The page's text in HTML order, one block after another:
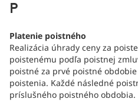
P
Platenie poistného
Realizácia úhrady ceny za
poistenému podľa poistnej
poistné za prvé poistné
poistenia. Každé následné
príslušného poistného obdobia.